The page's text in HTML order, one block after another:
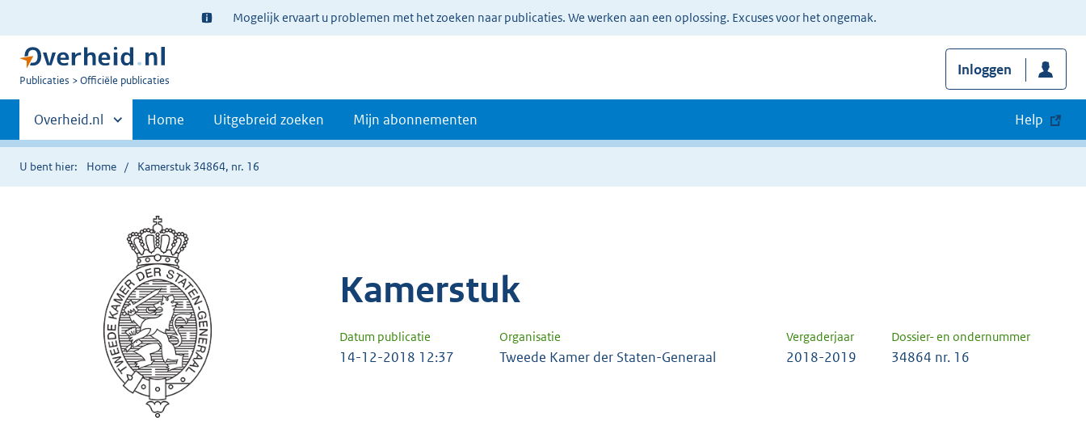
Ter
informatie:
Mogelijk ervaart u problemen met het zoeken naar publicaties. We werken aan een oplossing. Excuses voor het ongemak.
U
Publicaties Officiële publicaties
Inloggen
Primaire
navigatie
Andere
sites
binnen
Overheid.nl Home Uitgebreid zoeken Mijn abonnementen Help
U bent hier: Home Kamerstuk 34864, nr. 16
Kamerstuk
Datum publicatie Organisatie Vergaderjaar Dossier- en ondernummer
14-12-2018 12:37 Tweede Kamer der Staten-Generaal 2018-2019 34864 nr. 16